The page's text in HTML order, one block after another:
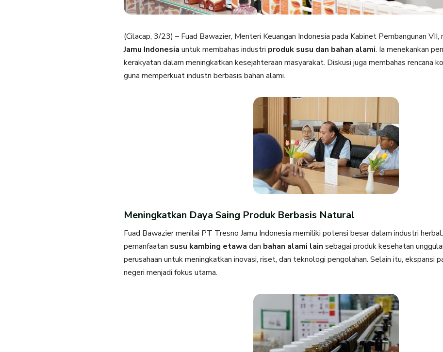
(Cilacap, 3/23) – Fuad Bawazier, Menteri Keuangan Indonesia pada Kabinet Pembangunan VII,
Jamu Indonesia untuk membahas industri produk susu dan bahan alami. Ia menekankan
kerakyatan dalam meningkatkan kesejahteraan masyarakat. Diskusi juga membahas rencana
guna memperkuat industri berbasis bahan alami.
Meningkatkan Daya Saing Produk Berbasis Natural
Fuad Bawazier menilai PT Tresno Jamu Indonesia memiliki potensi besar dalam industri
pemanfaatan susu kambing etawa dan bahan alami lain sebagai produk kesehatan
perusahaan untuk meningkatkan inovasi, riset, dan teknologi pengolahan. Selain itu, ekspansi
negeri menjadi fokus utama.